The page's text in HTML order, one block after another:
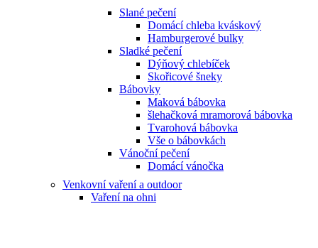
Slané pečení
Domácí chleba kváskový
Hamburgerové bulky
Sladké pečení
Dýňový chlebíček
Skořicové šneky
Bábovky
Maková bábovka
šlehačková mramorová bábovka
Tvarohová bábovka
Vše o bábovkách
Vánoční pečení
Domácí vánočka
Venkovní vaření a outdoor
Vaření na ohni